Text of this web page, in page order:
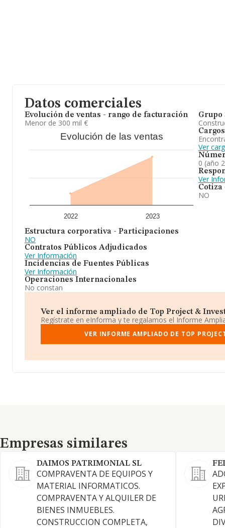
Datos comerciales
Evolución de ventas - rango de facturación
Menor de 300 mil €
Evolución de las ventas
2022 2023
Estructura corporativa - Participaciones
NO
Contratos Públicos Adjudicados
Ver Información
Incidencias de Fuentes Públicas
Ver Información
Operaciones Internacionales
No constan
Grupo
Cargos
Ver
0 (año
Ver
Cotiza
NO
Ver el informe ampliado de Top Project &
Regístrate en eInforma y te regalamos el Informe
VER INFORME AMPLIADO DE TOP
Empresas similares
Empresas similares
DAIMOS PATRIMONIAL SL
COMPRAVENTA DE EQUIPOS Y
MATERIAL INFORMATICOS.
COMPRAVENTA Y ALQUILER DE
BIENES INMUEBLES.
CONSTRUCCION COMPLETA,